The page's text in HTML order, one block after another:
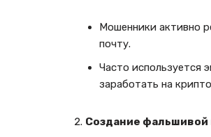
Мошенники активно
почту.
Часто используется
заработать на
Создание